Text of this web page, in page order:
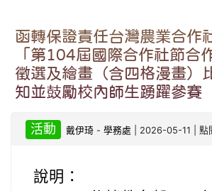
函轉保證責任台灣農業合作
「第104屆國際合作社節合
徵選及繪畫（含四格漫畫）
知並鼓勵校內師生踴躍參賽
活動 戴伊琦 -學務處 | 2026-05-11 | 點
說明：